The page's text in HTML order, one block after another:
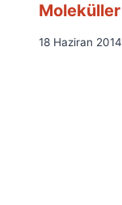
Moleküller
By
18 Haziran 2014